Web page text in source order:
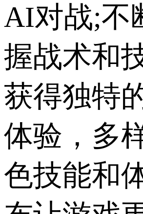
AI对战;不
握战术和
获得独特
体验，多
色技能和